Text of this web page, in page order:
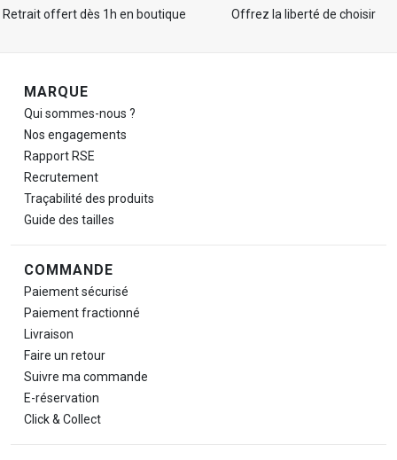
Retrait offert dès 1h en boutique
Offrez la liberté de choisir
Navigation de pied de page
MARQUE
Qui sommes-nous ?
Nos engagements
Rapport RSE
Recrutement
Traçabilité des produits
Guide des tailles
COMMANDE
Paiement sécurisé
Paiement fractionné
Livraison
Faire un retour
Suivre ma commande
E-réservation
Click & Collect